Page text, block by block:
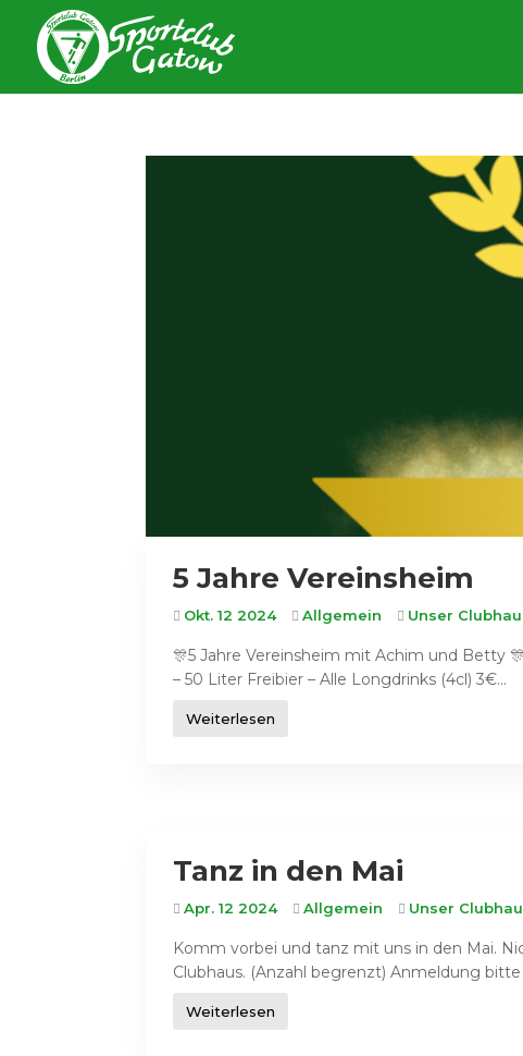
5 Jahre Vereinsheim
Okt. 12 2024 Allgemein Unser
🎊5 Jahre Vereinsheim mit Achim und Betty
– 50 Liter Freibier – Alle Longdrinks (4cl) 3€...
Weiterlesen
Tanz in den Mai
Apr. 12 2024 Allgemein Unser
Komm vorbei und tanz mit uns in den Mai.
Clubhaus. (Anzahl begrenzt) Anmeldung
Weiterlesen